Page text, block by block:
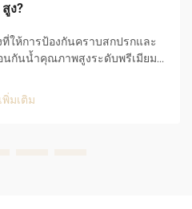
สูง?
ให้การป้องกันคราบสกปรกและ
นกันน้ำคุณภาพสูงระดับพรีเมียม
องกันคราบสกปรกและของเหลว
สบายในสภาพแวดล้อมที่เร่งรีบ
พิ่มเติม